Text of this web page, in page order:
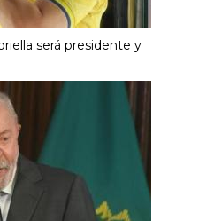
será presidente y